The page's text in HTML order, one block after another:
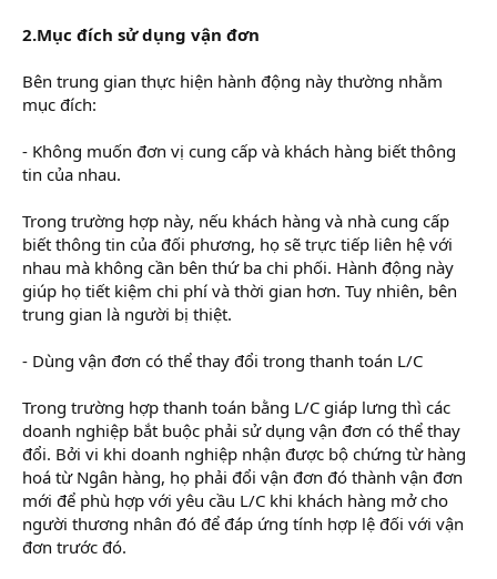
2.Mục đích sử dụng vận đơn
Bên trung gian thực hiện hành động này thường nhằm
mục đích:
- Không muốn đơn vị cung cấp và khách hàng biết thông
tin của nhau.
Trong trường hợp này, nếu khách hàng và nhà cung cấp
biết thông tin của đối phương, họ sẽ trực tiếp liên hệ với
nhau mà không cần bên thứ ba chi phối. Hành động này
giúp họ tiết kiệm chi phí và thời gian hơn. Tuy nhiên, bên
trung gian là người bị thiệt.
- Dùng vận đơn có thể thay đổi trong thanh toán L/C
Trong trường hợp thanh toán bằng L/C giáp lưng thì các
doanh nghiệp bắt buộc phải sử dụng vận đơn có thể thay
đổi. Bởi vi khi doanh nghiệp nhận được bộ chứng từ hàng
hoá từ Ngân hàng, họ phải đổi vận đơn đó thành vận đơn
mới để phù hợp với yêu cầu L/C khi khách hàng mở cho
người thương nhân đó để đáp ứng tính hợp lệ đối với vận
đơn trước đó.